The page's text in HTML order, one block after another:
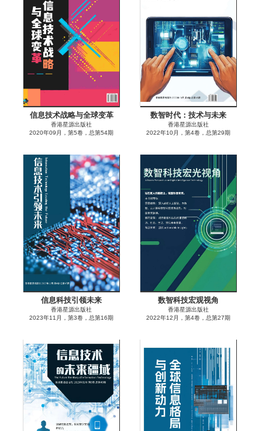
信息技术战略与全球变革
香港星源出版社
2020年09月，第5卷，总第54期
数智时代：技术与未来
香港星源出版社
2022年10月，第4卷，总第29期
信息科技引领未来
香港星源出版社
2023年11月，第3卷，总第16期
数智科技宏观视角
香港星源出版社
2022年12月，第4卷，总第27期